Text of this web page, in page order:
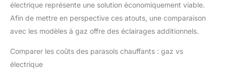
électrique représente une solution économiquement viable.
Afin de mettre en perspective ces atouts, une comparaison
avec les modèles à gaz offre des éclairages additionnels.
Comparer les coûts des parasols chauffants : gaz vs
électrique